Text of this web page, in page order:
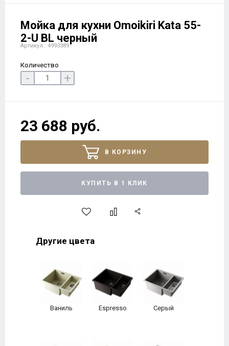
Мойка для кухни Omoikiri Kata 55-
2-U BL черный
Артикул : 4993389
Количество
- +
23 688 руб.
В КОРЗИНУ
КУПИТЬ В 1 КЛИК
Другие цвета
Ваниль Espresso Серый